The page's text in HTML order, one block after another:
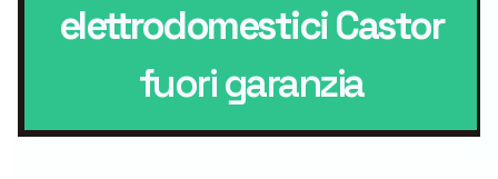
elettrodomestici Castor
fuori garanzia